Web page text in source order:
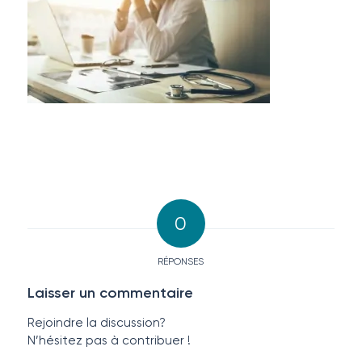
0
RÉPONSES
Laisser un commentaire
Rejoindre la discussion?
N’hésitez pas à contribuer !